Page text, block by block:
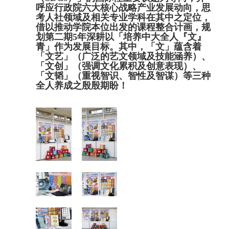
呼应行政院六大核心战略产业发展动向，思
考人社领域及相关专业学科在其中之定位，
借以推动学院本位出发的课程整合计画，规
划第二期5年深耕以「培养中大全人『文』
青」作为发展目标。其中，「文」蕴含着
「文艺」（广泛的艺文领域及技能涵养）、
「文创」（强调文化累积及创意表现）、
「文韬」（重视智识、智性及智谋）等三种
全人养成之殷殷期盼！